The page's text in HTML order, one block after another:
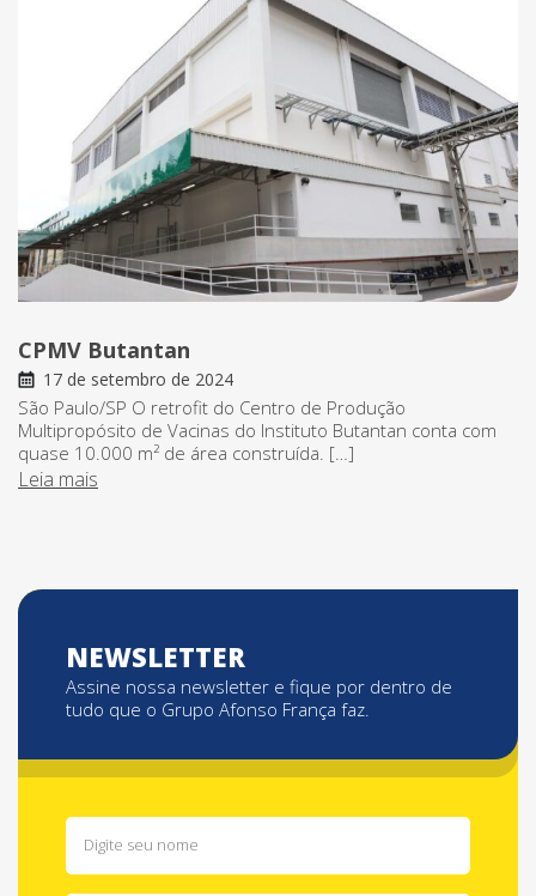
CPMV Butantan
17 de setembro de 2024
São Paulo/SP O retrofit do Centro de Produção
Multipropósito de Vacinas do Instituto Butantan conta com
quase 10.000 m² de área construída. […]
Leia mais
NEWSLETTER
Assine nossa newsletter e fique por dentro de
tudo que o Grupo Afonso França faz.